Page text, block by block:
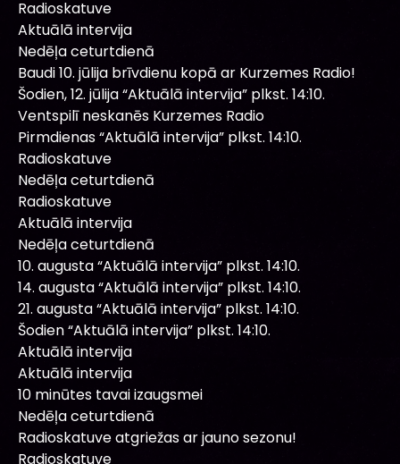
Radioskatuve
Aktuālā intervija
Nedēļa ceturtdienā
Baudi 10. jūlija brīvdienu kopā ar Kurzemes Radio!
Šodien, 12. jūlija “Aktuālā intervija” plkst. 14:10.
Ventspilī neskanēs Kurzemes Radio
Pirmdienas “Aktuālā intervija” plkst. 14:10.
Radioskatuve
Nedēļa ceturtdienā
Radioskatuve
Aktuālā intervija
Nedēļa ceturtdienā
10. augusta “Aktuālā intervija” plkst. 14:10.
14. augusta “Aktuālā intervija” plkst. 14:10.
21. augusta “Aktuālā intervija” plkst. 14:10.
Šodien “Aktuālā intervija” plkst. 14:10.
Aktuālā intervija
Aktuālā intervija
10 minūtes tavai izaugsmei
Nedēļa ceturtdienā
Radioskatuve atgriežas ar jauno sezonu!
Radioskatuve